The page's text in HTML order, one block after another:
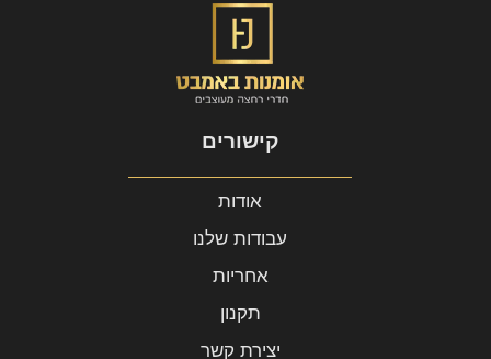
קישורים
אודות
עבודות שלנו
אחריות
תקנון
יצירת קשר